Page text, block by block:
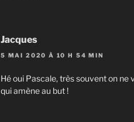
Jacques
5 MAI 2020 À 10 H 54 MIN
Hé oui Pascale, très souvent on ne
qui amène au but !